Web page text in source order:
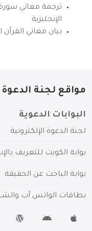
ترجمة معاني سورة
الإنجليزية
بيان معاني القرآن
مواقع لجنة الدعوة
البوابات الدعوية
لجنة الدعوة الإلكترونية
بوابة الكويت للتعريف
بوابة الباحث عن الحقيقة
بطاقات الواتس آب